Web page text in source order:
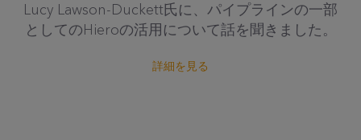
Lucy Lawson-Duckett氏に、パイプラインの一部
としてのHieroの活用について話を聞きました。
詳細を見る